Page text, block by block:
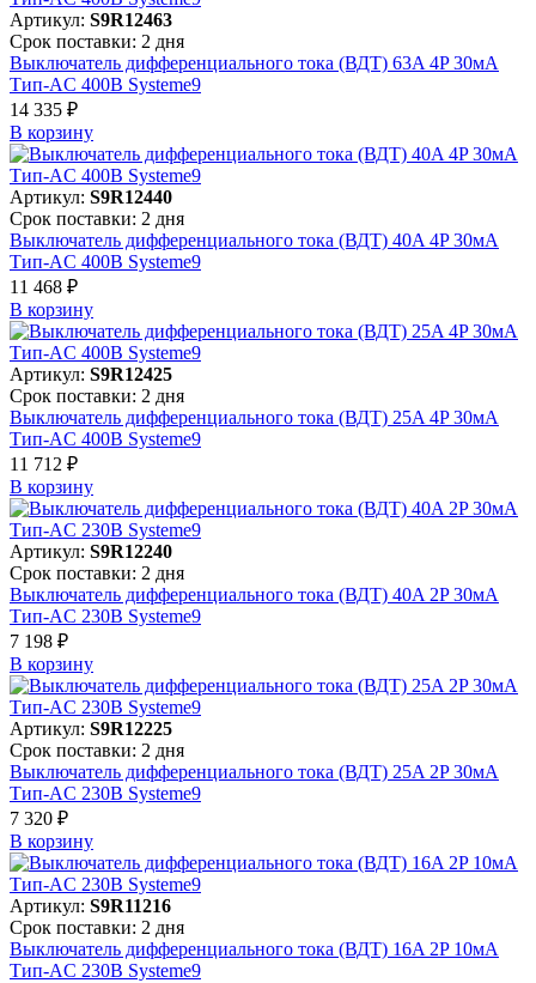
Артикул: S9R12463
Срок поставки: 2 дня
Выключатель дифференциального тока (ВДТ) 63A 4P 30мА
Тип-AC 400В Systeme9
14 335 ₽
В корзинy
Артикул: S9R12440
Срок поставки: 2 дня
Выключатель дифференциального тока (ВДТ) 40A 4P 30мА
Тип-AC 400В Systeme9
11 468 ₽
В корзинy
Артикул: S9R12425
Срок поставки: 2 дня
Выключатель дифференциального тока (ВДТ) 25A 4P 30мА
Тип-AC 400В Systeme9
11 712 ₽
В корзинy
Артикул: S9R12240
Срок поставки: 2 дня
Выключатель дифференциального тока (ВДТ) 40A 2P 30мА
Тип-AC 230В Systeme9
7 198 ₽
В корзинy
Артикул: S9R12225
Срок поставки: 2 дня
Выключатель дифференциального тока (ВДТ) 25A 2P 30мА
Тип-AC 230В Systeme9
7 320 ₽
В корзинy
Артикул: S9R11216
Срок поставки: 2 дня
Выключатель дифференциального тока (ВДТ) 16A 2P 10мА
Тип-AC 230В Systeme9